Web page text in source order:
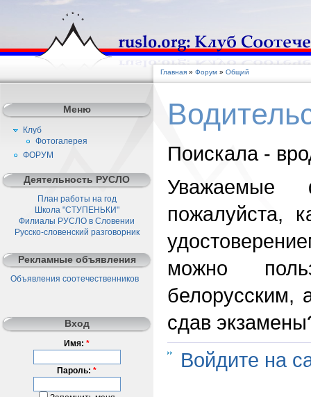
Главная » Форум » Общий
Поискала -
Уважаемые
пожалуйста,
можно
белорусским,
сдав
Войдите на
Меню
Клуб
Фотогалерея
ФОРУМ
Деятельность РУСЛО
План работы на год
Школа "СТУПЕНЬКИ"
Филиалы РУСЛО в Словении
Русско-словенский разговорник
Рекламные объявления
Объявления соотечественников
Вход
Имя: *
Пароль: *